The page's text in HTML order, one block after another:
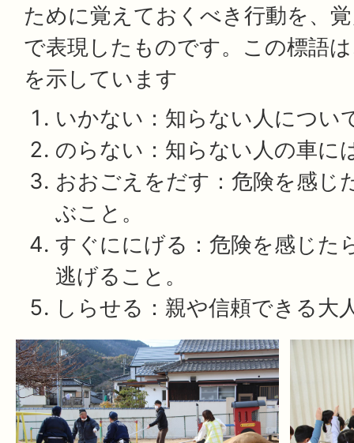
ために覚えておくべき行動を、
で表現したものです。この標語
を示しています
いかない：知らない人につい
のらない：知らない人の車に
おおごえをだす：危険を感じ
ぶこと。
すぐににげる：危険を感じた
逃げること。
しらせる：親や信頼できる大